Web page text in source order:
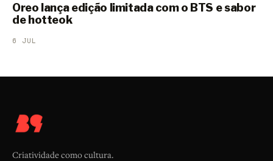
Oreo lança edição limitada com o BTS e sabor
de hotteok
6 JUL
Criatividade como cultura.